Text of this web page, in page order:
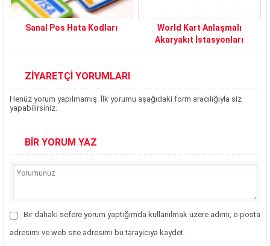
Sanal Pos Hata Kodları
World Kart Anlaşmalı
Akaryakıt İstasyonları
ZİYARETÇİ YORUMLARI
Henüz yorum yapılmamış. İlk yorumu aşağıdaki form aracılığıyla siz
yapabilirsiniz.
BİR YORUM YAZ
Bir dahaki sefere yorum yaptığımda kullanılmak üzere adımı, e-posta
adresimi ve web site adresimi bu tarayıcıya kaydet.